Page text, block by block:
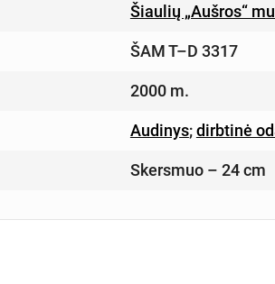
Šiaulių „Aušros“
ŠAM T–D 3317
2000 m.
Audinys;dirbtinė
Skersmuo – 24 cm